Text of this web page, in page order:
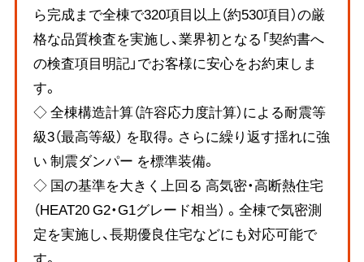
ら完成まで全棟で320項目以上（約530項目）の厳
格な品質検査を実施し、業界初となる「契約書へ
の検査項目明記」でお客様に安心をお約束しま
す。
◇ 全棟構造計算（許容応力度計算）による耐震等
級3（最高等級） を取得。さらに繰り返す揺れに強
い 制震ダンパー を標準装備。
◇ 国の基準を大きく上回る 高気密・高断熱住宅
（HEAT20 G2・G1グレード相当） 。全棟で気密測
定を実施し、長期優良住宅などにも対応可能で
す。